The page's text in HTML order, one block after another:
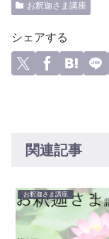
お釈迦さま講座
シェアする
関連記事
お釈迦さま講座